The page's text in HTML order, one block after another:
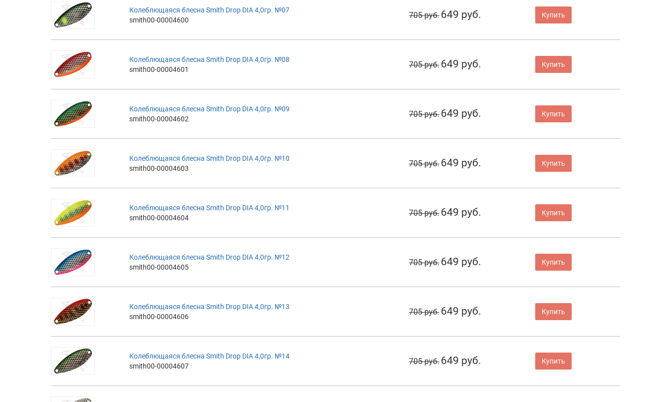
Колеблющаяся блесна Smith Drop DIA 4,0гр. №07
smith00-00004600
705 руб. 649 руб. Купить
Колеблющаяся блесна Smith Drop DIA 4,0гр. №08
smith00-00004601
705 руб. 649 руб. Купить
Колеблющаяся блесна Smith Drop DIA 4,0гр. №09
smith00-00004602
705 руб. 649 руб. Купить
Колеблющаяся блесна Smith Drop DIA 4,0гр. №10
smith00-00004603
705 руб. 649 руб. Купить
Колеблющаяся блесна Smith Drop DIA 4,0гр. №11
smith00-00004604
705 руб. 649 руб. Купить
Колеблющаяся блесна Smith Drop DIA 4,0гр. №12
smith00-00004605
705 руб. 649 руб. Купить
Колеблющаяся блесна Smith Drop DIA 4,0гр. №13
smith00-00004606
705 руб. 649 руб. Купить
Колеблющаяся блесна Smith Drop DIA 4,0гр. №14
smith00-00004607
705 руб. 649 руб. Купить